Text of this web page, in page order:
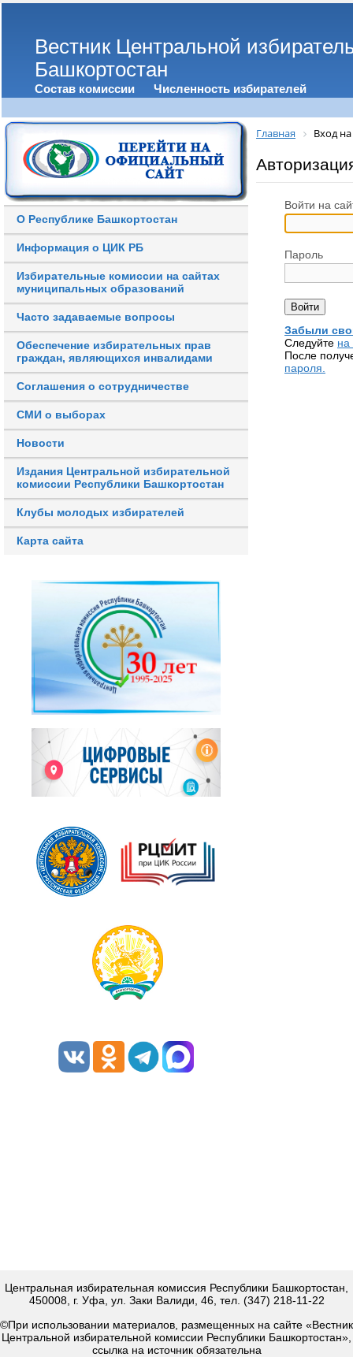
Вестник Центральной
Башкортостан
Состав комиссии Численность избирателей
О Республике Башкортостан
Информация о ЦИК РБ
Избирательные комиссии на сайтах
муниципальных образований
Часто задаваемые вопросы
Обеспечение избирательных прав
граждан, являющихся инвалидами
Соглашения о сотрудничестве
СМИ о выборах
Новости
Издания Центральной избирательной
комиссии Республики Башкортостан
Клубы молодых избирателей
Карта сайта
Главная Вход на
Войти на
Пароль
Забыли
Следуйте на
После
пароля.
Центральная избирательная комиссия Республики Башкортостан,
450008, г. Уфа, ул. Заки Валиди, 46, тел. (347) 218-11-22
©При использовании материалов, размещенных на сайте «Вестник
Центральной избирательной комиссии Республики Башкортостан»,
ссылка на источник обязательна